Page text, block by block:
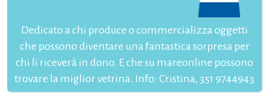
Dedicato a chi produce o commercializza oggetti
che possono diventare una fantastica sorpresa per
chi li riceverà in dono. E che su mareonline possono
trovare la miglior vetrina. Info: Cristina, 351 9744943